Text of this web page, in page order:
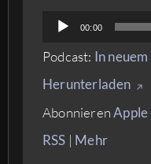
Audio-
Player
00:00
Podcast: In
Herunterladen
AbonnierenApple
RSS | Mehr